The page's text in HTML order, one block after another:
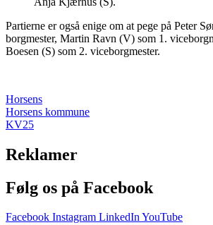
Partierne er også enige om at pege på Peter
borgmester, Martin Ravn (V) som 1.
Boesen (S) som 2. viceborgmester.
Horsens
Horsens kommune
KV25
Reklamer
Følg os på Facebook
Facebook Instagram LinkedInYouTube